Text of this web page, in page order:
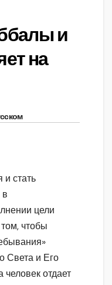
и
на
и стать
цели
чтобы
Света и Его
человек отдает